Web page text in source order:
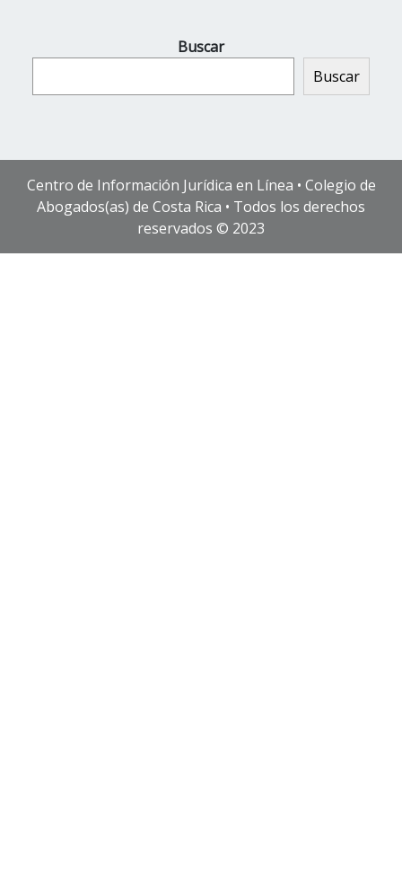
Buscar
Buscar
Centro de Información Jurídica en Línea • Colegio de
Abogados(as) de Costa Rica • Todos los derechos
reservados © 2023